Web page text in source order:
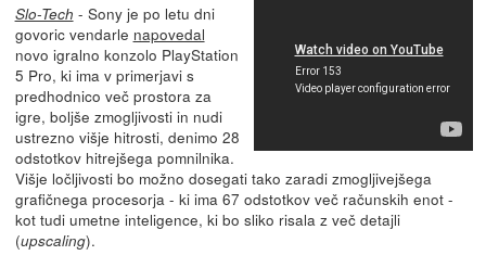
Slo-Tech - Sony je po letu dni
govoric vendarle napovedal
novo igralno konzolo PlayStation
5 Pro, ki ima v primerjavi s
predhodnico več prostora za
igre, boljše zmogljivosti in nudi
ustrezno višje hitrosti, denimo 28
odstotkov hitrejšega pomnilnika.
Višje ločljivosti bo možno dosegati tako zaradi zmogljivejšega
grafičnega procesorja - ki ima 67 odstotkov več računskih enot -
kot tudi umetne inteligence, ki bo sliko risala z več detajli
(upscaling).